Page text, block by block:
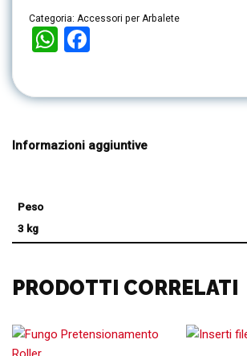
Categoria: Accessori per Arbalete
WhatsApp
Informazioni aggiuntive
Peso
3 kg
PRODOTTI CORRELATI